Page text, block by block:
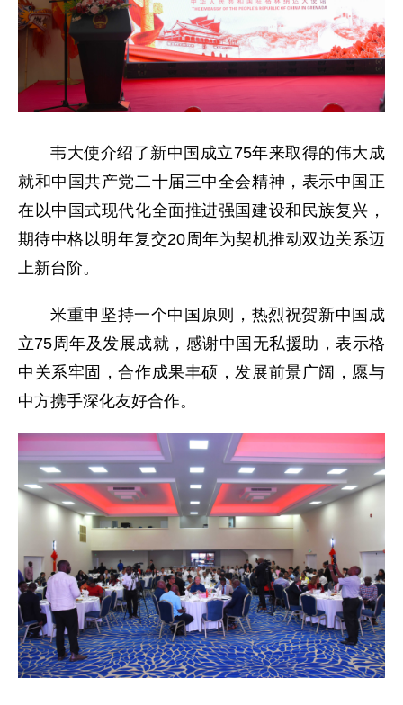
韦大使介绍了新中国成立75年来取得的伟大成
就和中国共产党二十届三中全会精神，表示中国正
在以中国式现代化全面推进强国建设和民族复兴，
期待中格以明年复交20周年为契机推动双边关系迈
上新台阶。
米重申坚持一个中国原则，热烈祝贺新中国成
立75周年及发展成就，感谢中国无私援助，表示格
中关系牢固，合作成果丰硕，发展前景广阔，愿与
中方携手深化友好合作。